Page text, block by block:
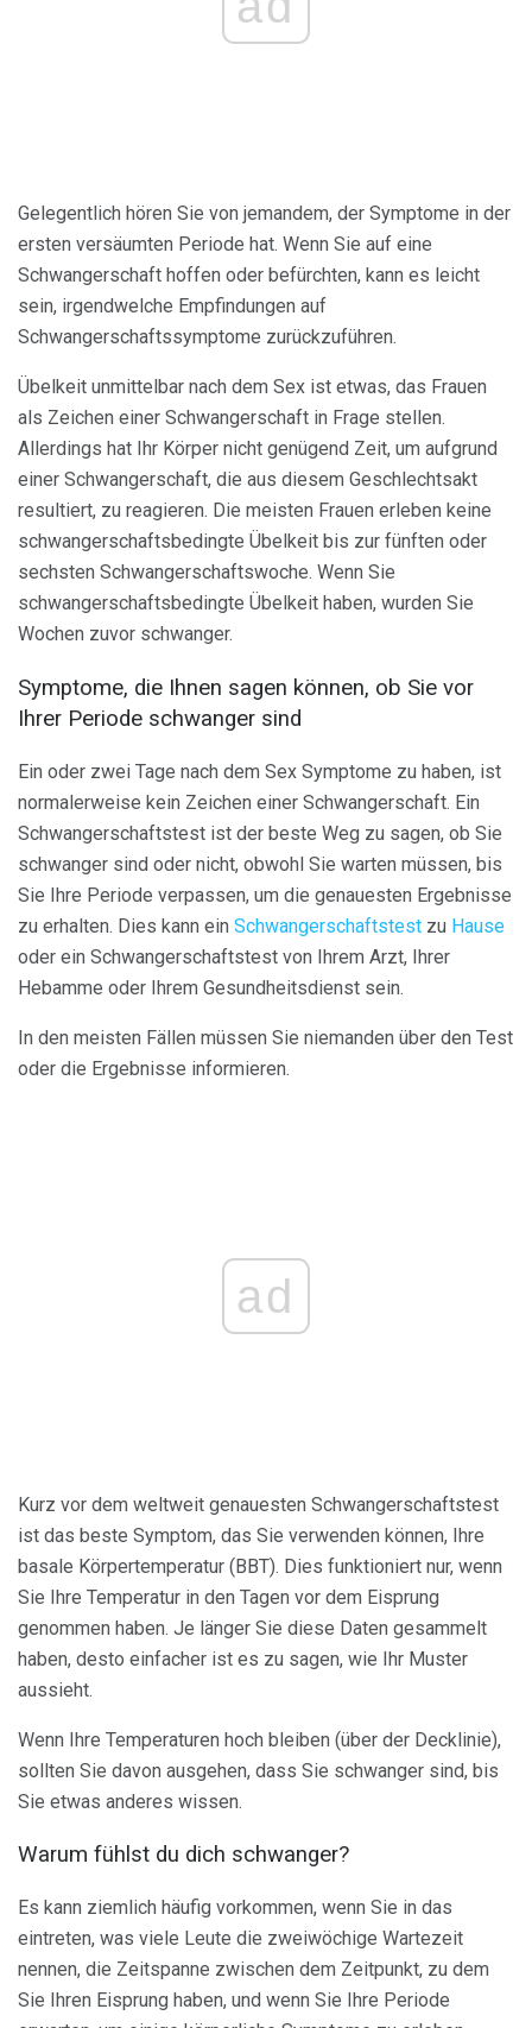
Gelegentlich hören Sie von jemandem, der Symptome in der
ersten versäumten Periode hat. Wenn Sie auf eine
Schwangerschaft hoffen oder befürchten, kann es leicht
sein, irgendwelche Empfindungen auf
Schwangerschaftssymptome zurückzuführen.
Übelkeit unmittelbar nach dem Sex ist etwas, das Frauen
als Zeichen einer Schwangerschaft in Frage stellen.
Allerdings hat Ihr Körper nicht genügend Zeit, um aufgrund
einer Schwangerschaft, die aus diesem Geschlechtsakt
resultiert, zu reagieren. Die meisten Frauen erleben keine
schwangerschaftsbedingte Übelkeit bis zur fünften oder
sechsten Schwangerschaftswoche. Wenn Sie
schwangerschaftsbedingte Übelkeit haben, wurden Sie
Wochen zuvor schwanger.
Symptome, die Ihnen sagen können, ob Sie vor
Ihrer Periode schwanger sind
Ein oder zwei Tage nach dem Sex Symptome zu haben, ist
normalerweise kein Zeichen einer Schwangerschaft. Ein
Schwangerschaftstest ist der beste Weg zu sagen, ob Sie
schwanger sind oder nicht, obwohl Sie warten müssen, bis
Sie Ihre Periode verpassen, um die genauesten Ergebnisse
zu erhalten. Dies kann ein Schwangerschaftstest zu Hause
oder ein Schwangerschaftstest von Ihrem Arzt, Ihrer
Hebamme oder Ihrem Gesundheitsdienst sein.
In den meisten Fällen müssen Sie niemanden über den Test
oder die Ergebnisse informieren.
ad
Kurz vor dem weltweit genauesten Schwangerschaftstest
ist das beste Symptom, das Sie verwenden können, Ihre
basale Körpertemperatur (BBT). Dies funktioniert nur, wenn
Sie Ihre Temperatur in den Tagen vor dem Eisprung
genommen haben. Je länger Sie diese Daten gesammelt
haben, desto einfacher ist es zu sagen, wie Ihr Muster
aussieht.
Wenn Ihre Temperaturen hoch bleiben (über der Decklinie),
sollten Sie davon ausgehen, dass Sie schwanger sind, bis
Sie etwas anderes wissen.
Warum fühlst du dich schwanger?
Es kann ziemlich häufig vorkommen, wenn Sie in das
eintreten, was viele Leute die zweiwöchige Wartezeit
nennen, die Zeitspanne zwischen dem Zeitpunkt, zu dem
Sie Ihren Eisprung haben, und wenn Sie Ihre Periode